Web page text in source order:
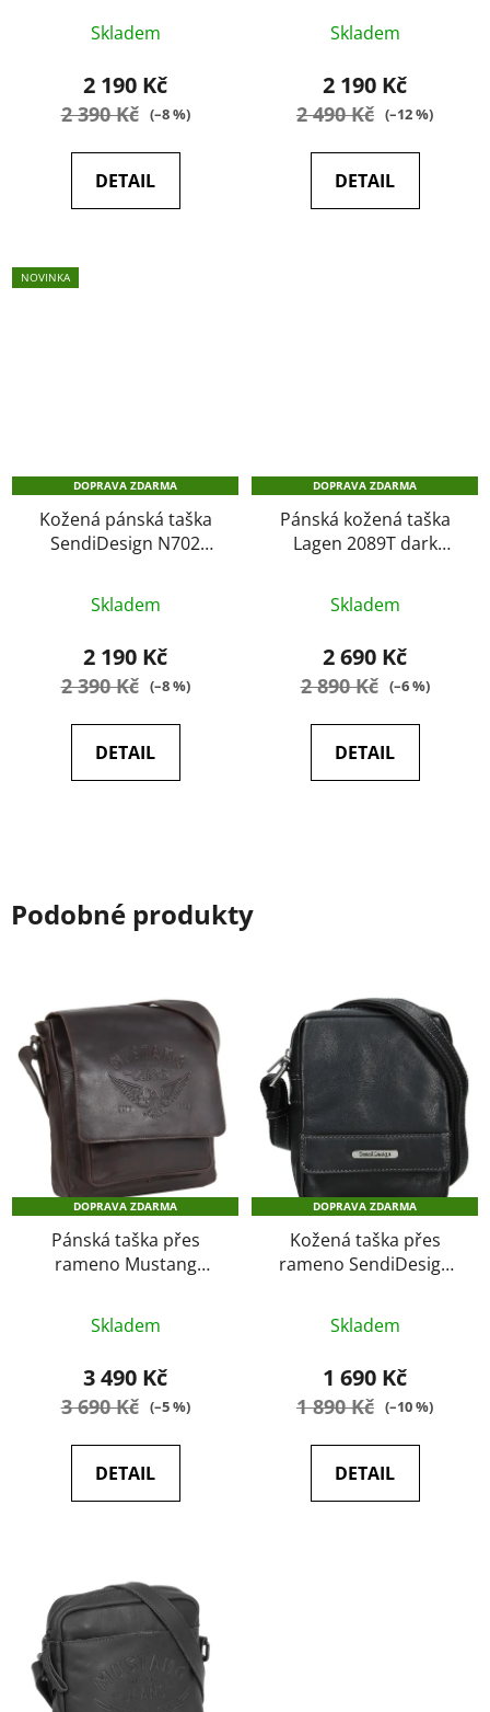
hodnocení
produktu
je
z
5
Skladem
2 190 Kč
2 390 Kč (–8 %)
DETAIL
hodnocení
produktu
je
z
5
Skladem
2 190 Kč
2 490 Kč (–12 %)
DETAIL
NOVINKA
DOPRAVA ZDARMA
Kožená pánská taška
SendiDesign N702
hodnocení
produktu
je
z
5
Skladem
2 190 Kč
2 390 Kč (–8 %)
DETAIL
DOPRAVA ZDARMA
Pánská kožená taška
Lagen 2089T dark
hodnocení
produktu
je
z
5
Skladem
2 690 Kč
2 890 Kč (–6 %)
DETAIL
Podobné produkty
DOPRAVA ZDARMA
Pánská taška přes
rameno Mustang
hodnocení
produktu
je
z
5
Skladem
3 490 Kč
3 690 Kč (–5 %)
DETAIL
DOPRAVA ZDARMA
Kožená taška přes
rameno SendiDesign
hodnocení
produktu
je
z
5
Skladem
1 690 Kč
1 890 Kč (–10 %)
DETAIL